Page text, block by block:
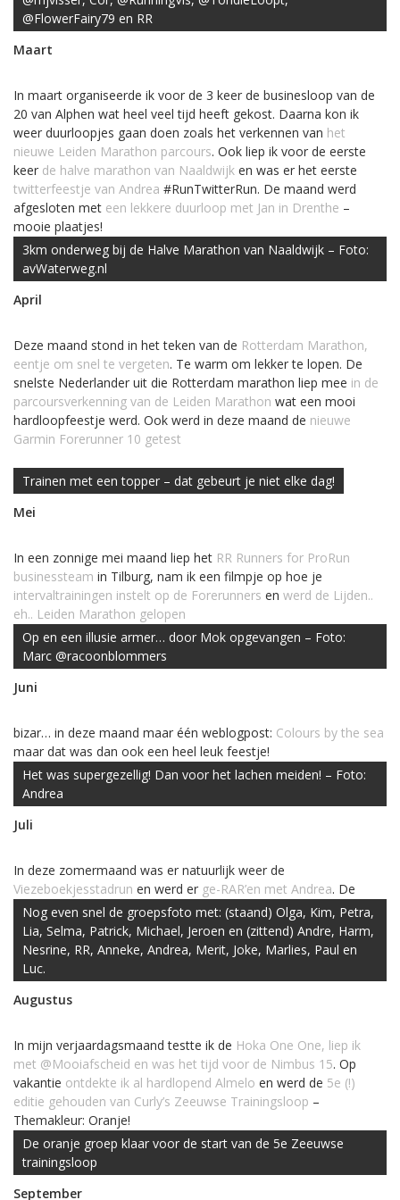
@FlowerFairy79 en RR
Maart
In maart organiseerde ik voor de 3 keer de businesloop van de
20 van Alphen wat heel veel tijd heeft gekost. Daarna kon ik
weer duurloopjes gaan doen zoals het verkennen van het
nieuwe Leiden Marathon parcours. Ook liep ik voor de eerste
keer de halve marathon van Naaldwijk en was er het eerste
twitterfeestje van Andrea #RunTwitterRun. De maand werd
afgesloten met een lekkere duurloop met Jan in Drenthe –
mooie plaatjes!
3km onderweg bij de Halve Marathon van Naaldwijk – Foto:
avWaterweg.nl
April
Deze maand stond in het teken van de Rotterdam Marathon,
eentje om snel te vergeten. Te warm om lekker te lopen. De
snelste Nederlander uit die Rotterdam marathon liep mee in de
parcoursverkenning van de Leiden Marathon wat een mooi
hardloopfeestje werd. Ook werd in deze maand de nieuwe
Garmin Forerunner 10 getest
Trainen met een topper – dat gebeurt je niet elke dag!
Mei
In een zonnige mei maand liep het RR Runners for ProRun
businessteam in Tilburg, nam ik een filmpje op hoe je
intervaltrainingen instelt op de Forerunners en werd de Lijden..
eh.. Leiden Marathon gelopen
Op en een illusie armer… door Mok opgevangen – Foto:
Marc @racoonblommers
Juni
bizar… in deze maand maar één weblogpost: Colours by the sea
maar dat was dan ook een heel leuk feestje!
Het was supergezellig! Dan voor het lachen meiden! – Foto:
Andrea
Juli
In deze zomermaand was er natuurlijk weer de
Viezeboekjesstadrun en werd er ge-RAR’en met Andrea. De
genoemde dame organiseerde in juli detweede #RunTwitterRun
wat weer een mooie loop werd.
Nog even snel de groepsfoto met: (staand) Olga, Kim, Petra,
Lia, Selma, Patrick, Michael, Jeroen en (zittend) Andre, Harm,
Nesrine, RR, Anneke, Andrea, Merit, Joke, Marlies, Paul en
Luc.
Augustus
In mijn verjaardagsmaand testte ik de Hoka One One, liep ik
met @Mooiafscheid en was het tijd voor de Nimbus 15. Op
vakantie ontdekte ik al hardlopend Almelo en werd de 5e (!)
editie gehouden van Curly’s Zeeuwse Trainingsloop –
Themakleur: Oranje!
De oranje groep klaar voor de start van de 5e Zeeuwse
trainingsloop
September